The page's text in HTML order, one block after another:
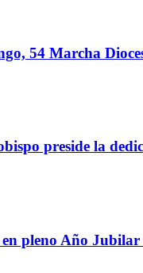
54 Marcha
preside la
en pleno Año Jubilar